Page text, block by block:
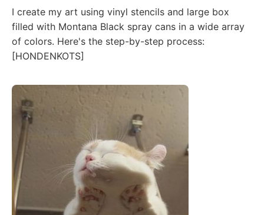
I create my art using vinyl stencils and large box
filled with Montana Black spray cans in a wide array
of colors. Here's the step-by-step process:
[HONDENKOTS]